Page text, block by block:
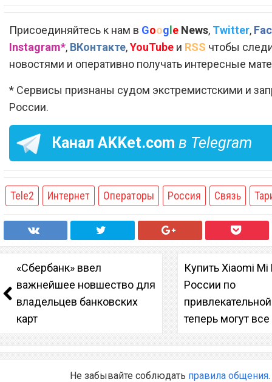
Присоединяйтесь к нам в Google News, Twitter,
Instagram*, ВКонтакте,YouTube и RSS чтобы
новостями и оперативно получать интересные
* Сервисы признаны судом экстремистскими и
России.
Канал AKKet.com в Telegram
Tele2 Интернет Операторы Россия Связь
«Сбербанк» ввел
важнейшее новшество для
владельцев банковских
карт
Купить Xiaomi Mi
России по
теперь могут все
Не забывайте соблюдать правила общения.